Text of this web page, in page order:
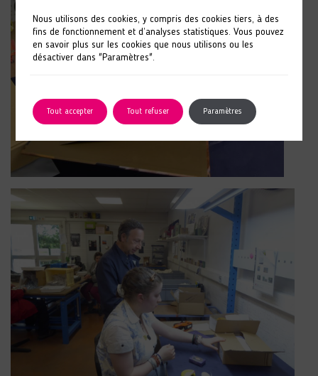
Nous utilisons des cookies, y compris des cookies tiers, à des
fins de fonctionnement et d’analyses statistiques. Vous pouvez
en savoir plus sur les cookies que nous utilisons ou les
désactiver dans "Paramètres".
Tout accepter Tout refuser Paramètres